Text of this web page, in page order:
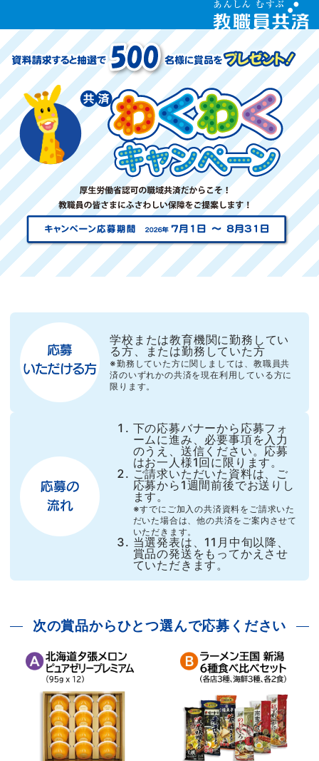
職
員
共
済
済
わ
く
わ
く
キ
ャ
ン
ペ
ー
ン
学校または教育機関に勤務してい
る方、または勤務していた方
※勤務していた方に関しましては、教職員共
済のいずれかの共済を現在利用している方に
限ります。
下の応募バナーから応募フォ
ームに進み、必要事項を入力
のうえ、送信ください。応募
はお一人様1回に限ります。
ご請求いただいた資料は、ご
応募から1週間前後でお送りし
ます。
※すでにご加入の共済資料をご請求いた
だいた場合は、他の共済をご案内させて
いただきます。
当選発表は、11月中旬以降、
賞品の発送をもってかえさせ
ていただきます。
次の賞品からひとつ選んで応募ください